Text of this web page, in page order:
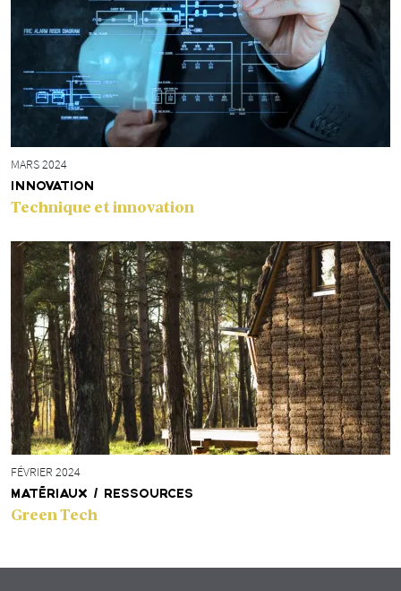
MARS 2024
INNOVATION
Technique et innovation
FÉVRIER 2024
MATÉRIAUX / RESSOURCES
Green Tech